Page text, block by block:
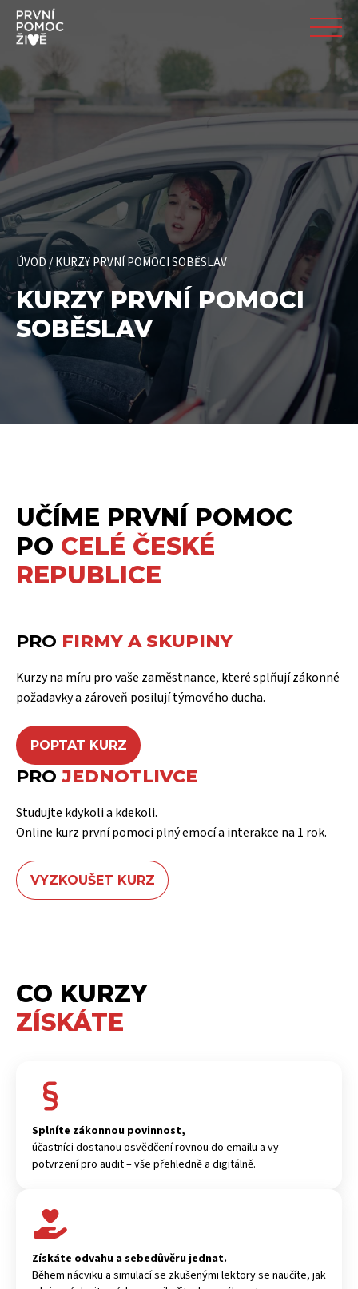
ÚVOD/KURZY PRVNÍ POMOCI SOBĚSLAV
KURZY PRVNÍ POMOCI
SOBĚSLAV
UČÍME PRVNÍ POMOC
PO CELÉ ČESKÉ
REPUBLICE
PRO FIRMY A SKUPINY
Kurzy na míru pro vaše zaměstnance, které splňují zákonné
požadavky a zároveň posilují týmového ducha.
POPTAT KURZ
PRO JEDNOTLIVCE
Studujte kdykoli a kdekoli.
Online kurz první pomoci plný emocí a interakce na 1 rok.
VYZKOUŠET KURZ
CO KURZY
ZÍSKÁTE
Splníte zákonnou povinnost,
účastníci dostanou osvědčení rovnou do emailu a vy
potvrzení pro audit – vše přehledně a digitálně.
Získáte odvahu a sebedůvěru jednat.
Během nácviku a simulací se zkušenými lektory se naučíte, jak